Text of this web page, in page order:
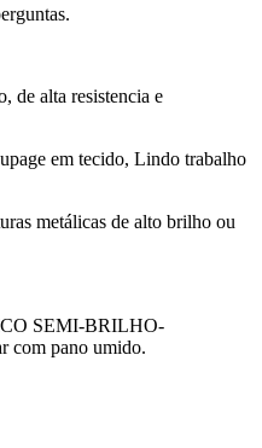
alta resistencia e
em tecido, Lindo trabalho
metálicas de alto brilho ou
SEMI-BRILHO-
com pano umido.